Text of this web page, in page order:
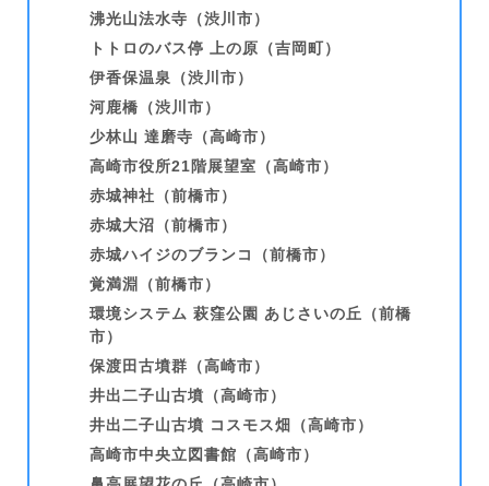
沸光山法水寺（渋川市）
トトロのバス停 上の原（吉岡町）
伊香保温泉（渋川市）
河鹿橋（渋川市）
少林山 達磨寺（高崎市）
高崎市役所21階展望室（高崎市）
赤城神社（前橋市）
赤城大沼（前橋市）
赤城ハイジのブランコ（前橋市）
覚満淵（前橋市）
環境システム 萩窪公園 あじさいの丘（前橋
市）
保渡田古墳群（高崎市）
井出二子山古墳（高崎市）
井出二子山古墳 コスモス畑（高崎市）
高崎市中央立図書館（高崎市）